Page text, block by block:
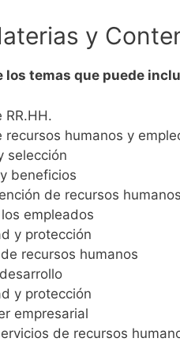
y
los temas que puede
RR.HH.
recursos humanos y
selección
beneficios
de recursos humanos
empleados
y protección
recursos humanos
y protección
empresarial
de recursos